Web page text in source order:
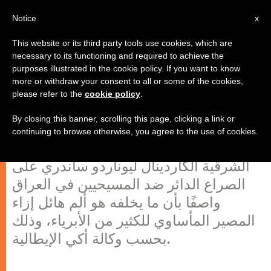
الكاردينال ساندري يعرب عن أسفه
للوضع الراهن في الشرق
الشرقية الكاردينال ليوناردو ساندري على
الصراع الدائر ضد المسيحيين في العراق
واصفًا بأن ما يخلفه هو ألم هائل إزاء
المصير المأساوي للكثير من الأبرياء، وذلك
بحسب وكالة أكي الإيطالية.
x
Notice
This website or its third party tools use cookies, which are
necessary to its functioning and required to achieve the
purposes illustrated in the cookie policy. If you want to know
more or withdraw your consent to all or some of the cookies,
please refer to the cookie policy
By closing this banner, scrolling this page, clicking a link or
continuing to browse otherwise, you agree to the use of cookies.